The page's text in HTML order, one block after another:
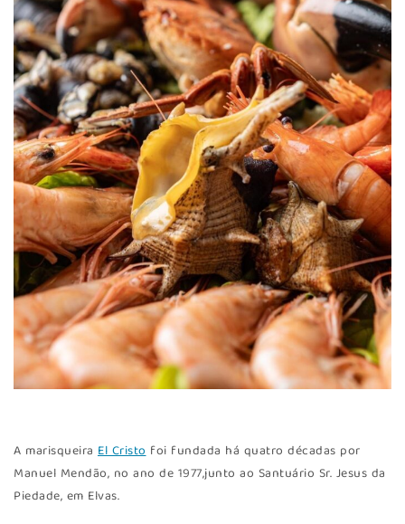
A marisqueira El Cristofoi fundada há quatro décadas por
Manuel Mendão, no ano de 1977,junto ao Santuário Sr. Jesus da
Piedade, em Elvas.